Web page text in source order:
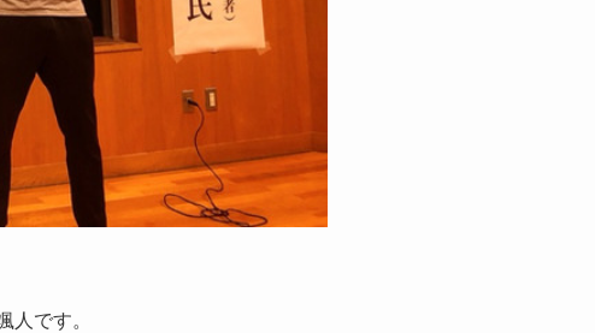
人です。